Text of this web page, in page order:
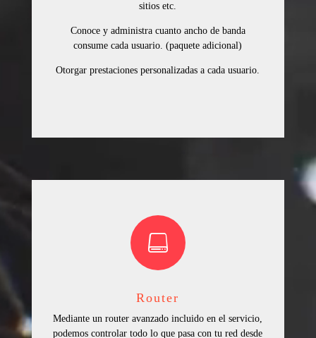
sitios etc.
Conoce y administra cuanto ancho de banda
consume cada usuario. (paquete adicional)
Otorgar prestaciones personalizadas a cada usuario.

Router
Mediante un router avanzado incluido en el servicio,
podemos controlar todo lo que pasa con tu red desde